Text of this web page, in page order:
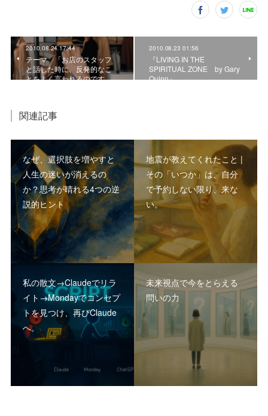
2010.08.24 17:44
テーマ 「お店のスタッフ
と話した時に、反発的なこ
とをよく言われるのです…
2010.08.23 01:56
『LIVING IN THE
SPIRITUAL ZONE by Gary
Quinn』
関連記事
なぜ、選択肢を増やすと
人生の迷いが消えるの
か？思考が晴れる4つの逆
説的ヒント
地震が教えてくれたこと |
その「いつか」は、自分
で予約しない限り、来な
い。
私の散文→Claudeでリラ
イト→Mondayでコンセプ
トを見つけ、再びClaude
へ。
未来視点で今をとらえる
問いの力